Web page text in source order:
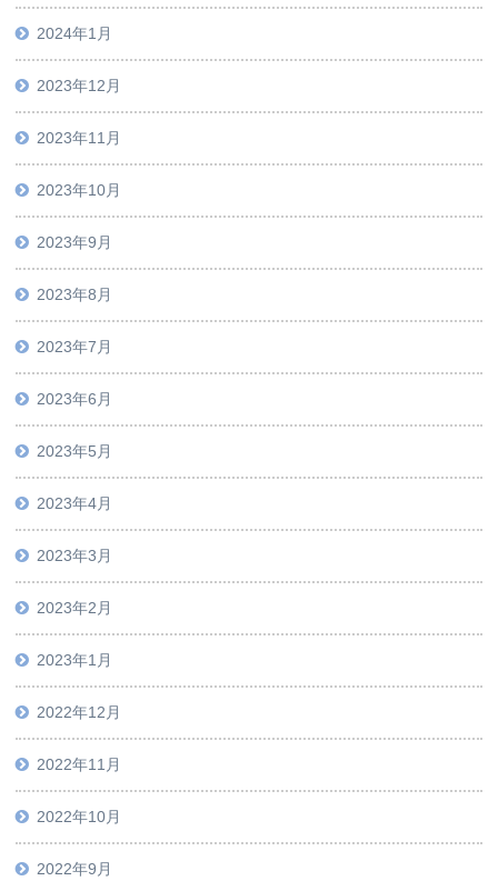
2024年1月
2023年12月
2023年11月
2023年10月
2023年9月
2023年8月
2023年7月
2023年6月
2023年5月
2023年4月
2023年3月
2023年2月
2023年1月
2022年12月
2022年11月
2022年10月
2022年9月